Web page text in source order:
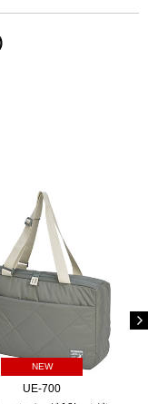
NEW
UE-700